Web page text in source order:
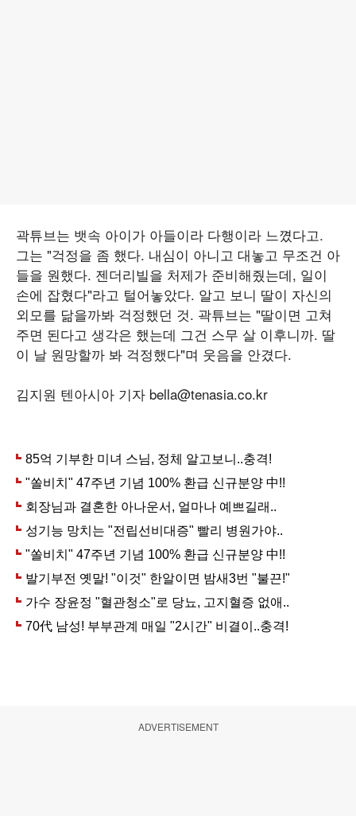
곽튜브는 뱃속 아이가 아들이라 다행이라 느꼈다고.
그는 "걱정을 좀 했다. 내심이 아니고 대놓고 무조건 아
들을 원했다. 젠더리빌을 처제가 준비해줬는데, 일이
손에 잡혔다"라고 털어놓았다. 알고 보니 딸이 자신의
외모를 닮을까봐 걱정했던 것. 곽튜브는 "딸이면 고쳐
주면 된다고 생각은 했는데 그건 스무 살 이후니까. 딸
이 날 원망할까 봐 걱정했다"며 웃음을 안겼다.
김지원 텐아시아 기자 bella@tenasia.co.kr
ADVERTISEMENT